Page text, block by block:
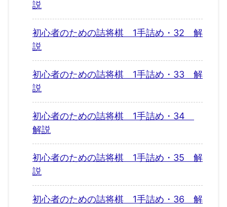
説
初心者のための詰将棋 1手詰め・32 解
説
初心者のための詰将棋 1手詰め・33 解
説
初心者のための詰将棋 1手詰め・34
解説
初心者のための詰将棋 1手詰め・35 解
説
初心者のための詰将棋 1手詰め・36 解